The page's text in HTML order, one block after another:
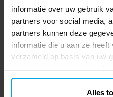
informatie over uw gebruik
partners voor social media,
partners kunnen deze
informatie die u aan ze
verzameld op basis van uw
Alles
A
Antonella
Goed en blijft een paar dagen
een beetje.
1 jaar geleden